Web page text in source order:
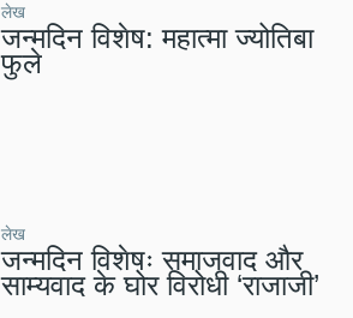
लेख
जन्मदिन विशेष: महात्मा ज्योतिबा
फुले
लेख
जन्मदिन विशेषः समाजवाद और
साम्यवाद के घोर विरोधी ‘राजाजी’